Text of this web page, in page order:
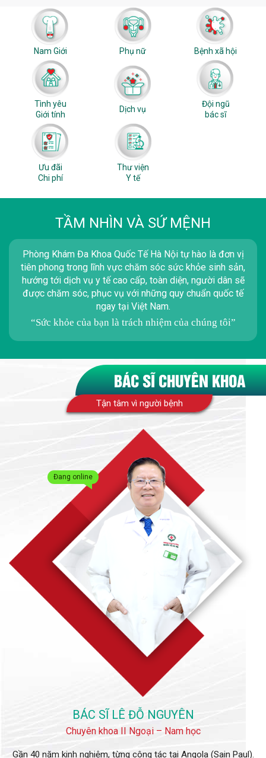
Nam Giới Phụ nữ Bệnh xã hội
Tình yêu
Giới tính
Dịch vụ
Đội ngũ
bác sĩ
Ưu đãi
Chi phí
Thư viện
Y tế
TẦM NHÌN VÀ SỨ MỆNH
Phòng Khám Đa Khoa Quốc Tế Hà Nội tự hào là đơn vị
tiên phong trong lĩnh vực chăm sóc sức khỏe sinh sản,
hướng tới dịch vụ y tế cao cấp, toàn diện, người dân sẽ
được chăm sóc, phục vụ với những quy chuẩn quốc tế
ngay tại Việt Nam.
“Sức khỏe của bạn là trách nhiệm của chúng tôi”
BÁC SĨ CHUYÊN KHOA
Tận tâm vì người bệnh
Đang online
BÁC SĨ LÊ ĐỖ NGUYÊN
Chuyên khoa II Ngoại – Nam học
Gần 40 năm kinh nghiệm, từng công tác tại Angola (Sain Paul).